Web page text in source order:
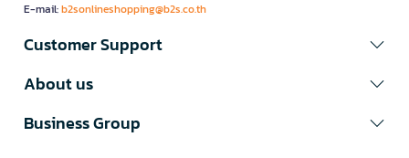
E-mail:b2sonlineshopping@b2s.co.th
Customer Support
About us
Business Group